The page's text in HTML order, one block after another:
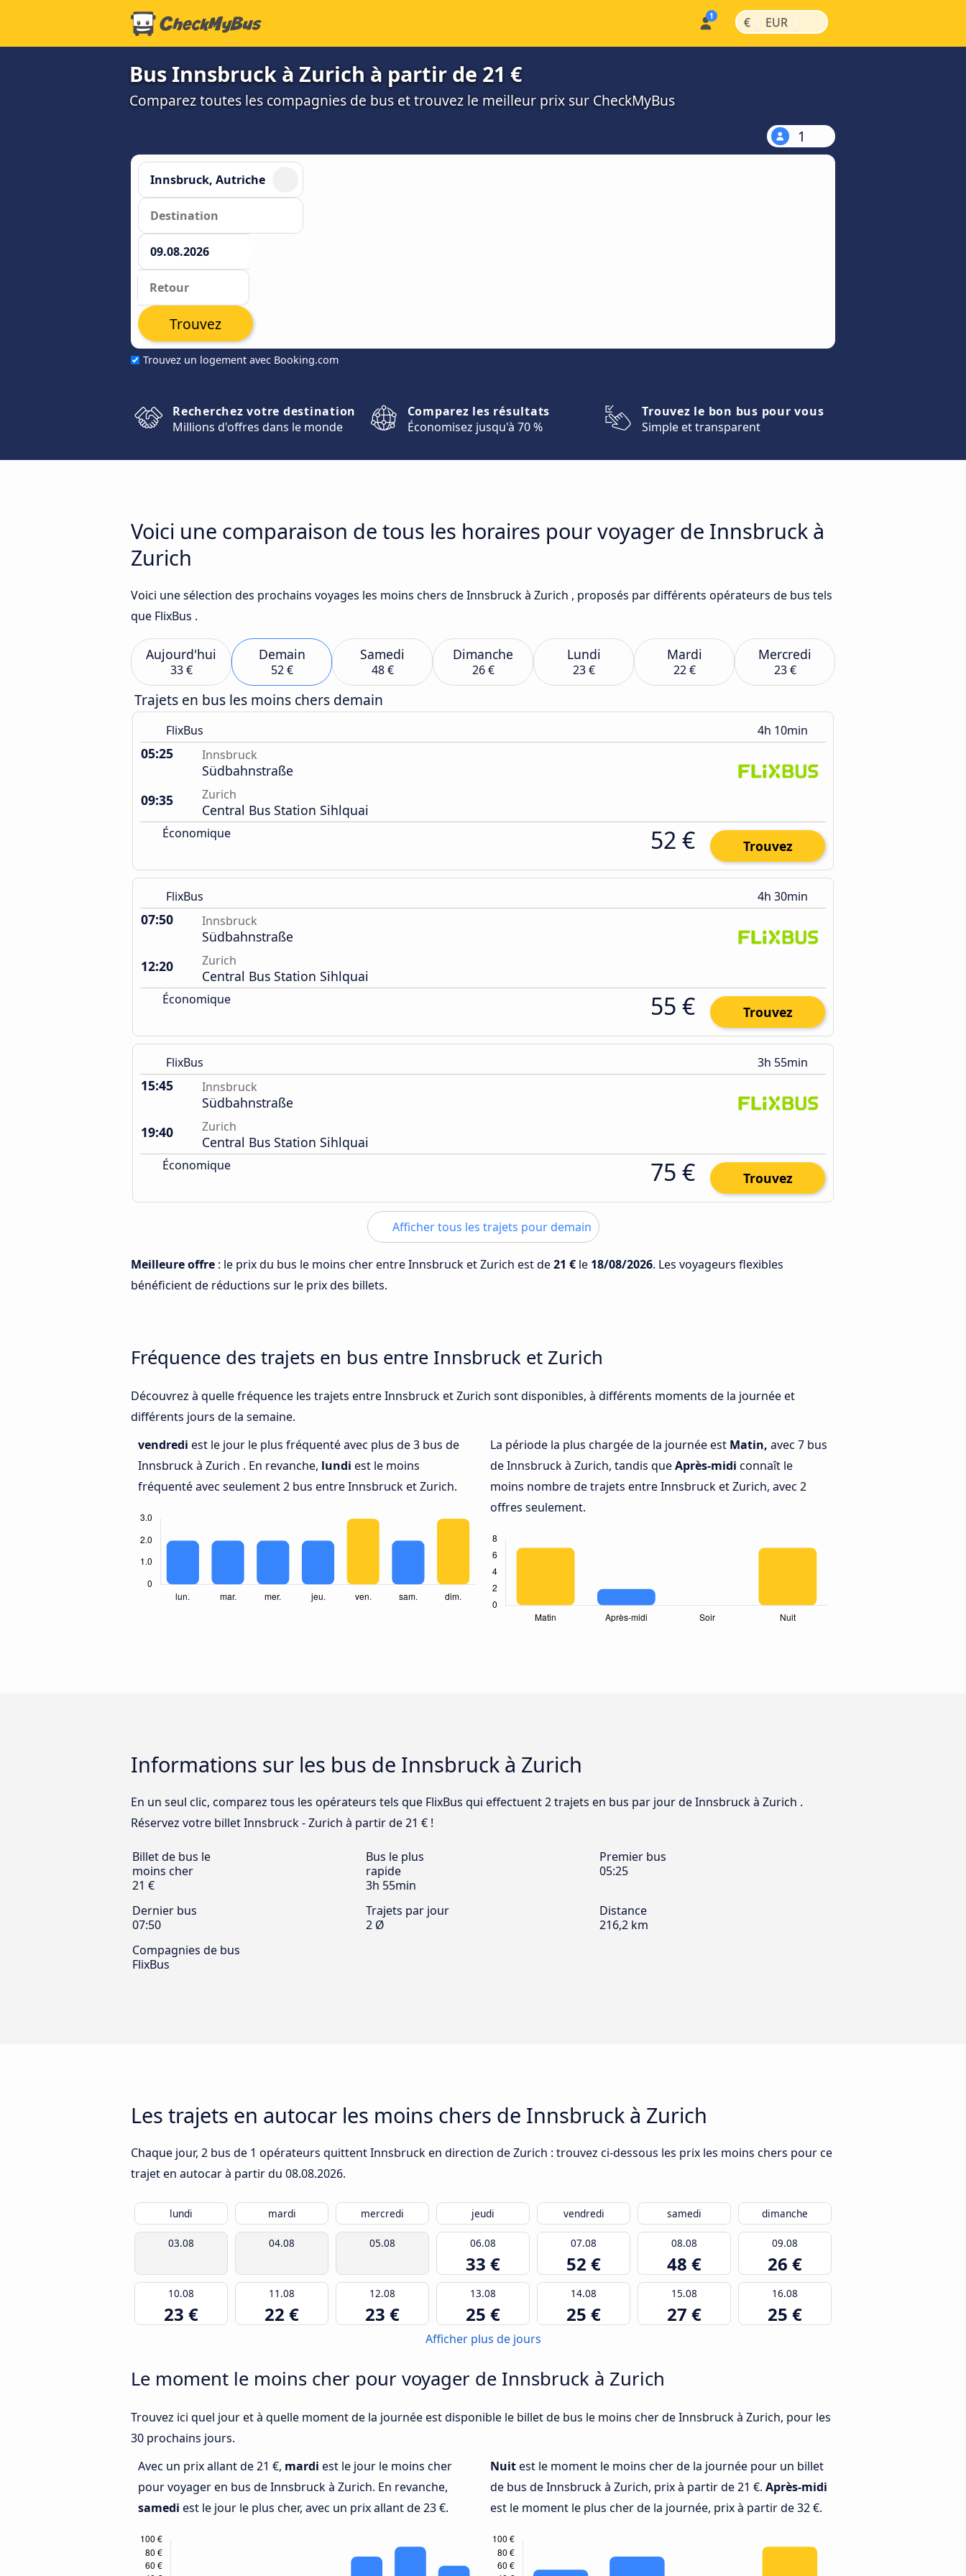
€ | EUR |
Bus Innsbruck à Zurich à partir de 21 €
Comparez toutes les compagnies de bus et trouvez le meilleur prix sur CheckMyBus
1
Trouvez un logement avec Booking.com
Trouvez
Recherchez votre destination
Millions d'offres dans le monde
Comparez les résultats
Économisez jusqu'à 70 %
Trouvez le bon bus pour vous
Simple et transparent
Voici une comparaison de tous les horaires pour voyager de Innsbruck à
Zurich
Voici une sélection des prochains voyages les moins chers de Innsbruck à Zurich , proposés par différents opérateurs de bus tels
que FlixBus .
Aujourd'hui
33 €
Demain
52 €
Samedi
48 €
Dimanche
26 €
Lundi
23 €
Mardi
22 €
Mercredi
23 €
Trajets en bus les moins chers demain
FlixBus 4h 10min
05:25 Innsbruck
Südbahnstraße
09:35
Zurich
Central Bus Station Sihlquai
Économique 52 € Trouvez
FlixBus 4h 30min
07:50 Innsbruck
Südbahnstraße
12:20
Zurich
Central Bus Station Sihlquai
Économique 55 € Trouvez
FlixBus 3h 55min
15:45 Innsbruck
Südbahnstraße
19:40
Zurich
Central Bus Station Sihlquai
Économique 75 € Trouvez
Afficher tous les trajets pour demain
Meilleure offre : le prix du bus le moins cher entre Innsbruck et Zurich est de21 € le 18/08/2026. Les voyageurs flexibles
bénéficient de réductions sur le prix des billets.
Fréquence des trajets en bus entre Innsbruck et Zurich
Découvrez à quelle fréquence les trajets entre Innsbruck et Zurich sont disponibles, à différents moments de la journée et
différents jours de la semaine.
vendredi est le jour le plus fréquenté avec plus de 3 bus de
Innsbruck à Zurich . En revanche, lundi est le moins
fréquenté avec seulement 2 bus entre Innsbruck et Zurich.
La période la plus chargée de la journée est Matin, avec 7 bus
de Innsbruck à Zurich, tandis queAprès-midi connaît le
moins nombre de trajets entre Innsbruck et Zurich, avec 2
offres seulement.
Informations sur les bus de Innsbruck à Zurich
En un seul clic, comparez tous les opérateurs tels que FlixBus qui effectuent 2 trajets en bus par jour de Innsbruck à Zurich .
Réservez votre billet Innsbruck - Zurich à partir de 21 € !
Billet de bus le
moins cher
21 €
Bus le plus
rapide
3h 55min
Premier bus
05:25
Dernier bus
07:50
Trajets par jour
2 Ø
Distance
216,2 km
Compagnies de bus
FlixBus
Les trajets en autocar les moins chers de Innsbruck à Zurich
Chaque jour, 2 bus de 1 opérateurs quittent Innsbruck en direction de Zurich : trouvez ci-dessous les prix les moins chers pour ce
trajet en autocar à partir du 08.08.2026.
lundi mardi mercredi jeudi vendredi samedi dimanche
03.08 04.08 05.08 06.08
33 €
07.08
52 €
08.08
48 €
09.08
26 €
10.08
23 €
11.08
22 €
12.08
23 €
13.08
25 €
14.08
25 €
15.08
27 €
16.08
25 €
Afficher plus de jours
Le moment le moins cher pour voyager de Innsbruck à Zurich
Trouvez ici quel jour et à quelle moment de la journée est disponible le billet de bus le moins cher de Innsbruck à Zurich, pour les
30 prochains jours.
Avec un prix allant de 21 €, mardi est le jour le moins cher
pour voyager en bus de Innsbruck à Zurich. En revanche,
samedi est le jour le plus cher, avec un prix allant de 23 €.
Nuitest le moment le moins cher de la journée pour un billet
de bus de Innsbruck à Zurich, prix à partir de 21 €. Après-midi
est le moment le plus cher de la journée, prix à partir de 32 €.